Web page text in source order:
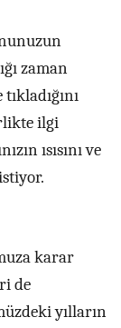
zaman
ilgi
ısısını ve
karar
de
yılların